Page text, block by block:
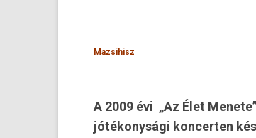
Maz­sihisz
A 2009 évi „Az Élet
jótékonysági koncerten